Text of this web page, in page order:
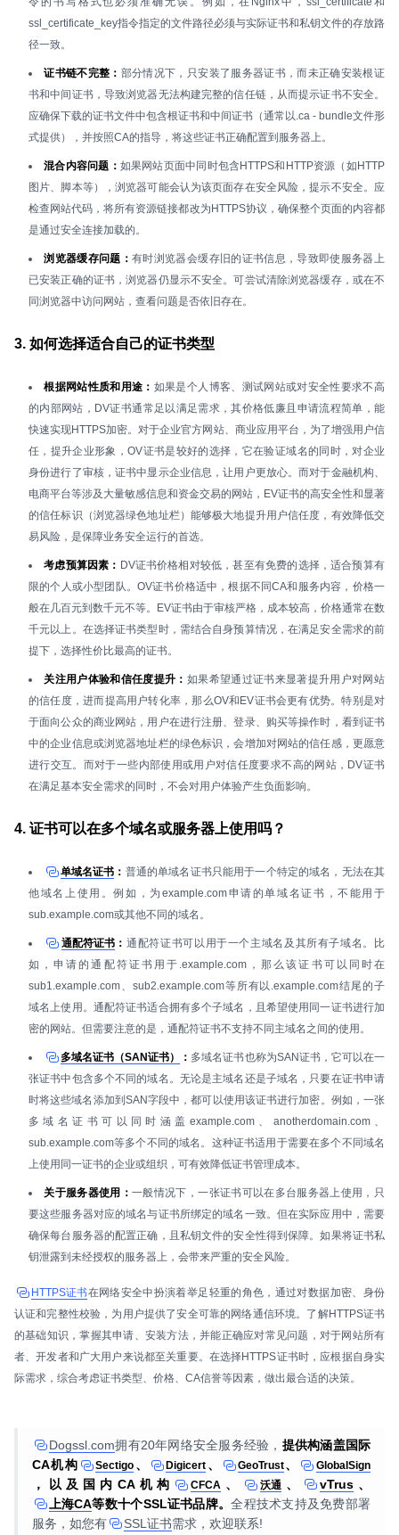
ssl_certificate_key指令指定的文件路径必须与实际证书和私钥文件的存放路
径一致。
证书链不完整： 部分情况下，只安装了服务器证书，而未正确安装根证
书和中间证书，导致浏览器无法构建完整的信任链，从而提示证书不安全。
应确保下载的证书文件中包含根证书和中间证书（通常以.ca - bundle文件形
式提供），并按照CA的指导，将这些证书正确配置到服务器上。
混合内容问题： 如果网站页面中同时包含HTTPS和HTTP资源（如HTTP
图片、脚本等），浏览器可能会认为该页面存在安全风险，提示不安全。应
检查网站代码，将所有资源链接都改为HTTPS协议，确保整个页面的内容都
是通过安全连接加载的。
浏览器缓存问题：有时浏览器会缓存旧的证书信息，导致即使服务器上
已安装正确的证书，浏览器仍显示不安全。可尝试清除浏览器缓存，或在不
同浏览器中访问网站，查看问题是否依旧存在。
3. 如何选择适合自己的证书类型
根据网站性质和用途： 如果是个人博客、测试网站或对安全性要求不高
的内部网站，DV证书通常足以满足需求，其价格低廉且申请流程简单，能
快速实现HTTPS加密。对于企业官方网站、商业应用平台，为了增强用户信
任，提升企业形象，OV证书是较好的选择，它在验证域名的同时，对企业
身份进行了审核，证书中显示企业信息，让用户更放心。而对于金融机构、
电商平台等涉及大量敏感信息和资金交易的网站，EV证书的高安全性和显著
的信任标识（浏览器绿色地址栏）能够极大地提升用户信任度，有效降低交
易风险，是保障业务安全运行的首选。
考虑预算因素： DV证书价格相对较低，甚至有免费的选择，适合预算有
限的个人或小型团队。OV证书价格适中，根据不同CA和服务内容，价格一
般在几百元到数千元不等。EV证书由于审核严格，成本较高，价格通常在数
千元以上。在选择证书类型时，需结合自身预算情况，在满足安全需求的前
提下，选择性价比最高的证书。
关注用户体验和信任度提升： 如果希望通过证书来显著提升用户对网站
的信任度，进而提高用户转化率，那么OV和EV证书会更有优势。特别是对
于面向公众的商业网站，用户在进行注册、登录、购买等操作时，看到证书
中的企业信息或浏览器地址栏的绿色标识，会增加对网站的信任感，更愿意
进行交互。而对于一些内部使用或用户对信任度要求不高的网站，DV证书
在满足基本安全需求的同时，不会对用户体验产生负面影响。
4. 证书可以在多个域名或服务器上使用吗？
单域名证书 ： 普通的单域名证书只能用于一个特定的域名，无法在其
他域名上使用。例如，为example.com申请的单域名证书，不能用于
sub.example.com或其他不同的域名。
通配符证书：通配符证书可以用于一个主域名及其所有子域名。比
如，申请的通配符证书用于.example.com，那么该证书可以同时在
sub1.example.com、sub2.example.com等所有以.example.com结尾的子
域名上使用。通配符证书适合拥有多个子域名，且希望使用同一证书进行加
密的网站。但需要注意的是，通配符证书不支持不同主域名之间的使用。
多域名证书（SAN证书） ： 多域名证书也称为SAN证书，它可以在一
张证书中包含多个不同的域名。无论是主域名还是子域名，只要在证书申请
时将这些域名添加到SAN字段中，都可以使用该证书进行加密。例如，一张
多域名证书可以同时涵盖example.com、anotherdomain.com、
sub.example.com等多个不同的域名。这种证书适用于需要在多个不同域名
上使用同一证书的企业或组织，可有效降低证书管理成本。
关于服务器使用：一般情况下，一张证书可以在多台服务器上使用，只
要这些服务器对应的域名与证书所绑定的域名一致。但在实际应用中，需要
确保每台服务器的配置正确，且私钥文件的安全性得到保障。如果将证书私
钥泄露到未经授权的服务器上，会带来严重的安全风险。
HTTPS证书在网络安全中扮演着举足轻重的角色，通过对数据加密、身份
认证和完整性校验，为用户提供了安全可靠的网络通信环境。了解HTTPS证书
的基础知识，掌握其申请、安装方法，并能正确应对常见问题，对于网站所有
者、开发者和广大用户来说都至关重要。在选择HTTPS证书时，应根据自身实
际需求，综合考虑证书类型、价格、CA信誉等因素，做出最合适的决策。
Dogssl.com拥有20年网络安全服务经验， 提供构涵盖国际
CA机构
Sectigo 、 Digicert 、 GeoTrust、 GlobalSign
，以及国内CA机构 CFCA 、 沃通 、 vTrus、
上海CA等数十个SSL证书品牌。全程技术支持及免费部署
服务，如您有
SSL证书需求，欢迎联系!